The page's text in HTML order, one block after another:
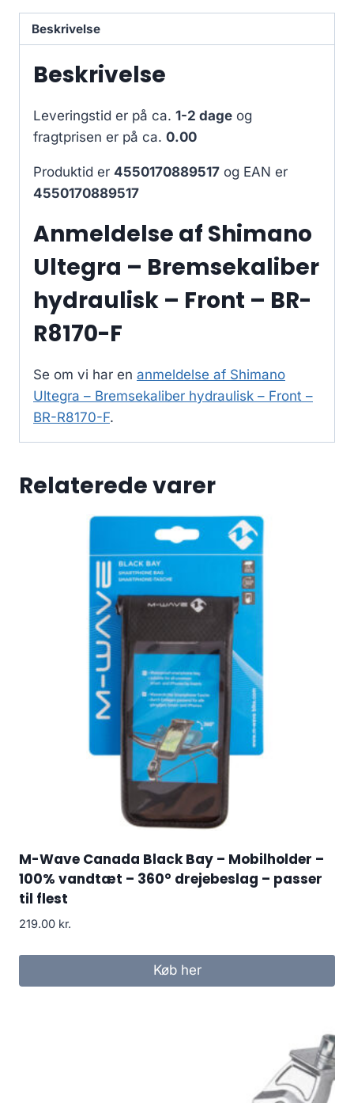
Beskrivelse
Beskrivelse
Leveringstid er på ca. 1-2 dage og
fragtprisen er på ca. 0.00
Produktid er 4550170889517 og EAN er
4550170889517
Anmeldelse af Shimano
Ultegra – Bremsekaliber
hydraulisk – Front – BR-
R8170-F
Se om vi har en anmeldelse af Shimano
Ultegra – Bremsekaliber hydraulisk – Front –
BR-R8170-F.
Relaterede varer
M-Wave Canada Black Bay – Mobilholder –
100% vandtæt – 360° drejebeslag – passer
til flest
219.00 kr.
Køb her